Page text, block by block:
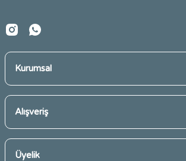
Kurumsal
Alışveriş
Üyelik